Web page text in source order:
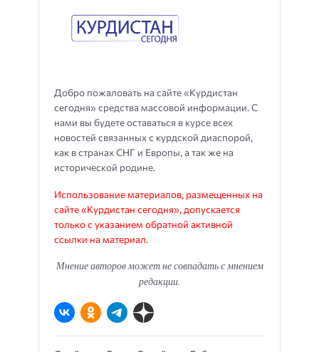
Добро пожаловать на сайте «Курдистан
сегодня» средства массовой информации. С
нами вы будете оставаться в курсе всех
новостей связанных с курдской диаспорой,
как в странах СНГ и Европы, а так же на
исторической родине.
Использование материалов, размещенных на
сайте «Курдистан сегодня», допускается
только с указанием обратной активной
ссылки на материал.
Мнение авторов может не совпадать с мнением
редакции.